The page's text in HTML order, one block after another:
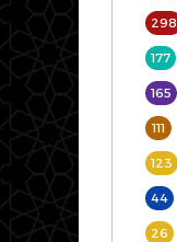
298
177
165
111
123
44
26